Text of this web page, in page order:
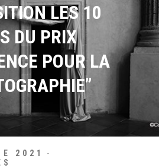
LES 10
DU PRIX
POUR LA
2021